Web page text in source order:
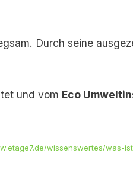
Durch seine
und vom Eco
wissenswertes/was-